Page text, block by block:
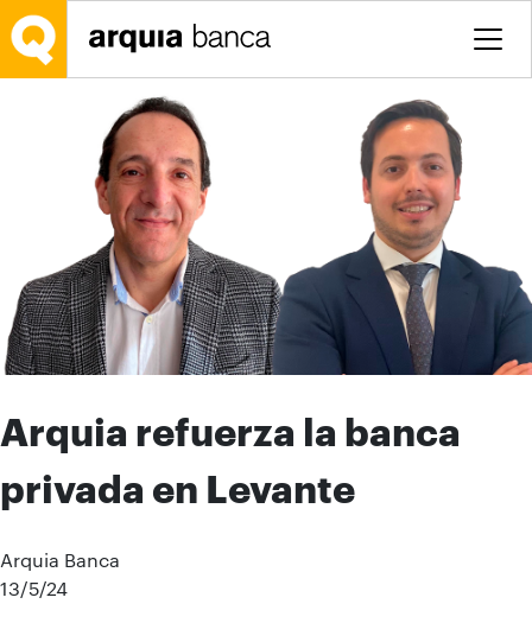
Saltar al contenido principal
Arquia refuerza la banca
privada en Levante
Arquia Banca
13/5/24